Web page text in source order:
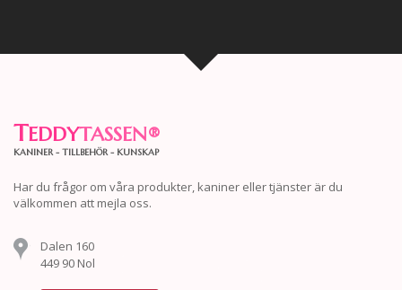
TEDDYTASSEN®
KANINER - TILLBEHÖR - KUNSKAP
Har du frågor om våra produkter, kaniner eller tjänster är du
välkommen att mejla oss.
Dalen 160
449 90 Nol